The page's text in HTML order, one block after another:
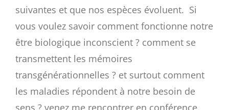
suivantes et que nos espèces évoluent. Si
vous voulez savoir comment fonctionne notre
être biologique inconscient ? comment se
transmettent les mémoires
transgénérationnelles ? et surtout comment
les maladies répondent à notre besoin de
sens ? venez me rencontrer en conférence,